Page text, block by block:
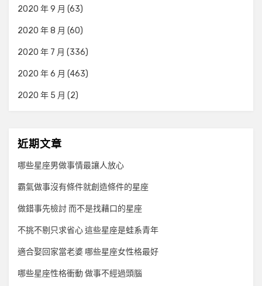
2020 年 9 月 (63)
2020 年 8 月 (60)
2020 年 7 月 (336)
2020 年 6 月 (463)
2020 年 5 月 (2)
近期文章
哪些星座男做事情最讓人放心
霸氣做事沒有條件就創造條件的星座
做錯事先檢討 而不是找藉口的星座
不挑不剔只求省心 這些星座是蛙系青年
適合娶回家當老婆 哪些星座女性格最好
哪些星座性格衝動 做事不經過頭腦